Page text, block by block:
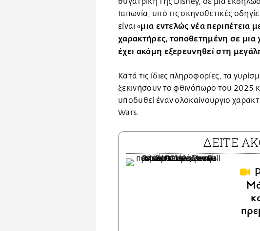
Ιαπωνία, υπό τις σκηνοθετικές
είναι «μια εντελώς νέα περιπέτεια
χαρακτήρες, τοποθετημένη σε μια
έχει ακόμη εξερευνηθεί στη
Κατά τις ίδιες πληροφορίες, τα
ξεκινήσουν το φθινόπωρο του 2025
υποδυθεί έναν ολοκαίνουργιο
Wars.
ΔΕΙΤΕ